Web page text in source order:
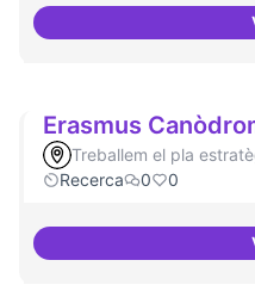
Erasmus
Treballem el pla
Recerca
0 0